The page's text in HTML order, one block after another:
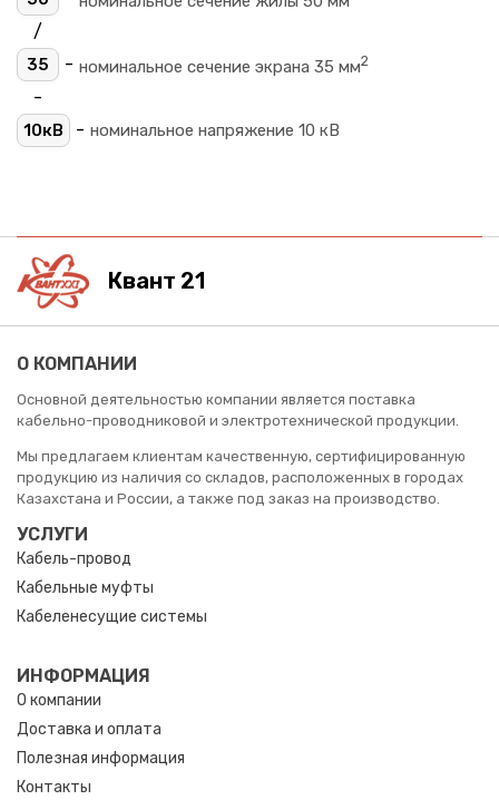
/
35 - номинальное сечение экрана 35 мм2
-
10кВ - номинальное напряжение 10 кВ
Квант 21
О КОМПАНИИ
Основной деятельностью компании является поставка
кабельно-проводниковой и электротехнической продукции.
Мы предлагаем клиентам качественную, сертифицированную
продукцию из наличия со складов, расположенных в городах
Казахстана и России, а также под заказ на производство.
УСЛУГИ
Кабель-провод
Кабельные муфты
Кабеленесущие системы
ИНФОРМАЦИЯ
О компании
Доставка и оплата
Полезная информация
Контакты